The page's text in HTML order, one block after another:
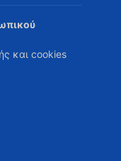
και cookies